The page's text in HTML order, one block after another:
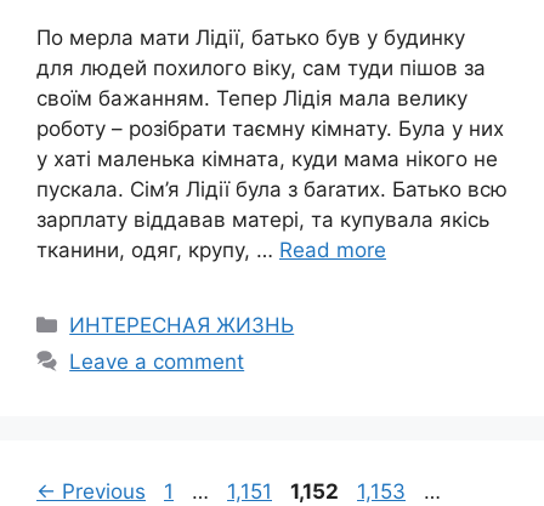
По меpла мати Лідії, батько був у будинку
для людей похилого віку, сам туди пішов за
своїм бажанням. Тепер Лідія мала велику
роботу – розібрати таємну кімнату. Була у них
у хаті маленька кімната, куди мама нікого не
пускала. Сім’я Лідії була з баrатих. Батько всю
зарплату віддавав матері, та купувала якісь
тканини, одяг, крупу, … Read more
Categories
ИНТЕРЕСНАЯ ЖИЗНЬ
Leave a comment
← Previous Page
1 … Page
1,151 Page
1,152 Page
1,153 …